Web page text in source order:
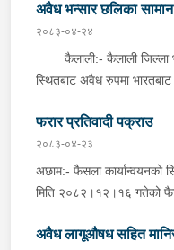
प्रहरी कार्यालय कैलालीबाट
लागि चेकजाँच गर्दा उक्त
कैलाली घोडाघोडी
खैरोहेरोइन जस्तो देखिने धुलो
कार्यालय सुख्खड,कैलालीबाट
चेकजाँच गर्दा उक्त पदार्थ फेला
अवैध भन्सार छलिका सामान
२०८३-०४-२४
कैलाली:- कैलाली जिल्ला
स्थितबाट अवैध रुपमा भारतबाट
दिउँसो इलाका प्रहरी
बेवारिसे अवस्थामा फेला पारी
फरार प्रतिवादी पक्राउ
२०८३-०४-२३
अछाम:- फैसला कार्यान्वयनको
मिति २०८२।१२।१६ गतेको
बान्निगढी जयगढ गा.पा. वडा नं
अवैध लागूऔषध सहित